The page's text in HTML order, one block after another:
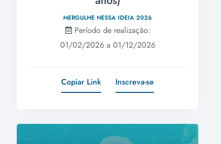
MERGULHE NESSA IDEIA 2026
Período de realização:
01/02/2026 a 01/12/2026
Copiar Link Inscreva-se